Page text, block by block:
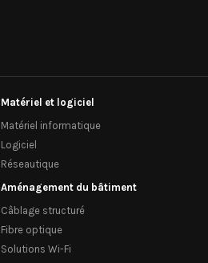
Matériel et logiciel
Matériel informatique
Logiciel
Réseautique
Aménagement du bâtiment
Câblage structuré
Fibre optique
Solutions Wi-Fi